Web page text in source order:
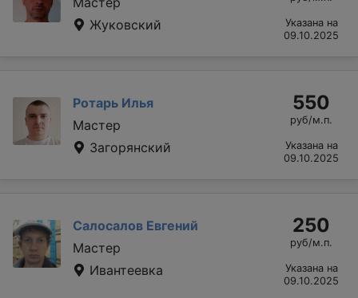
Жуковский
Указана на
09.10.2025
Ротарь Илья
Мастер
Загорянский
550
руб/м.п.
Указана на
09.10.2025
Салосалов Евгений
Мастер
Ивантеевка
250
руб/м.п.
Указана на
09.10.2025